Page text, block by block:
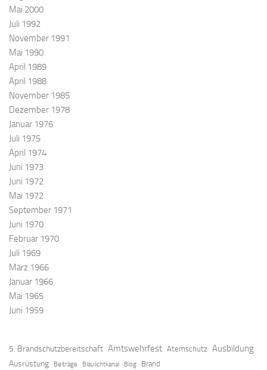
Mai 2000
Juli 1992
November 1991
Mai 1990
April 1989
April 1988
November 1985
Dezember 1978
Januar 1976
Juli 1975
April 1974
Juni 1973
Juni 1972
Mai 1972
September 1971
Juni 1970
Februar 1970
Juli 1969
März 1966
Januar 1966
Mai 1965
Juni 1959
5. Brandschutzbereitschaft Amtswehrfest Atemschutz Ausbildung
Ausrüstung Beiträge Blaulichtkanal Blog Brand